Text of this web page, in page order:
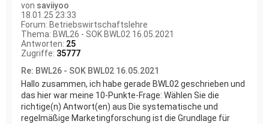
von saviiyoo
18.01.25 23:33
Forum: Betriebswirtschaftslehre
Thema: BWL26 - SOK BWL02 16.05.2021
Antworten: 25
Zugriffe: 35777
Re: BWL26 - SOK BWL02 16.05.2021
Hallo zusammen, ich habe gerade BWL02 geschrieben und
das hier war meine 10-Punkte-Frage: Wählen Sie die
richtige(n) Antwort(en) aus Die systematische und
regelmäßige Marketingforschung ist die Grundlage für